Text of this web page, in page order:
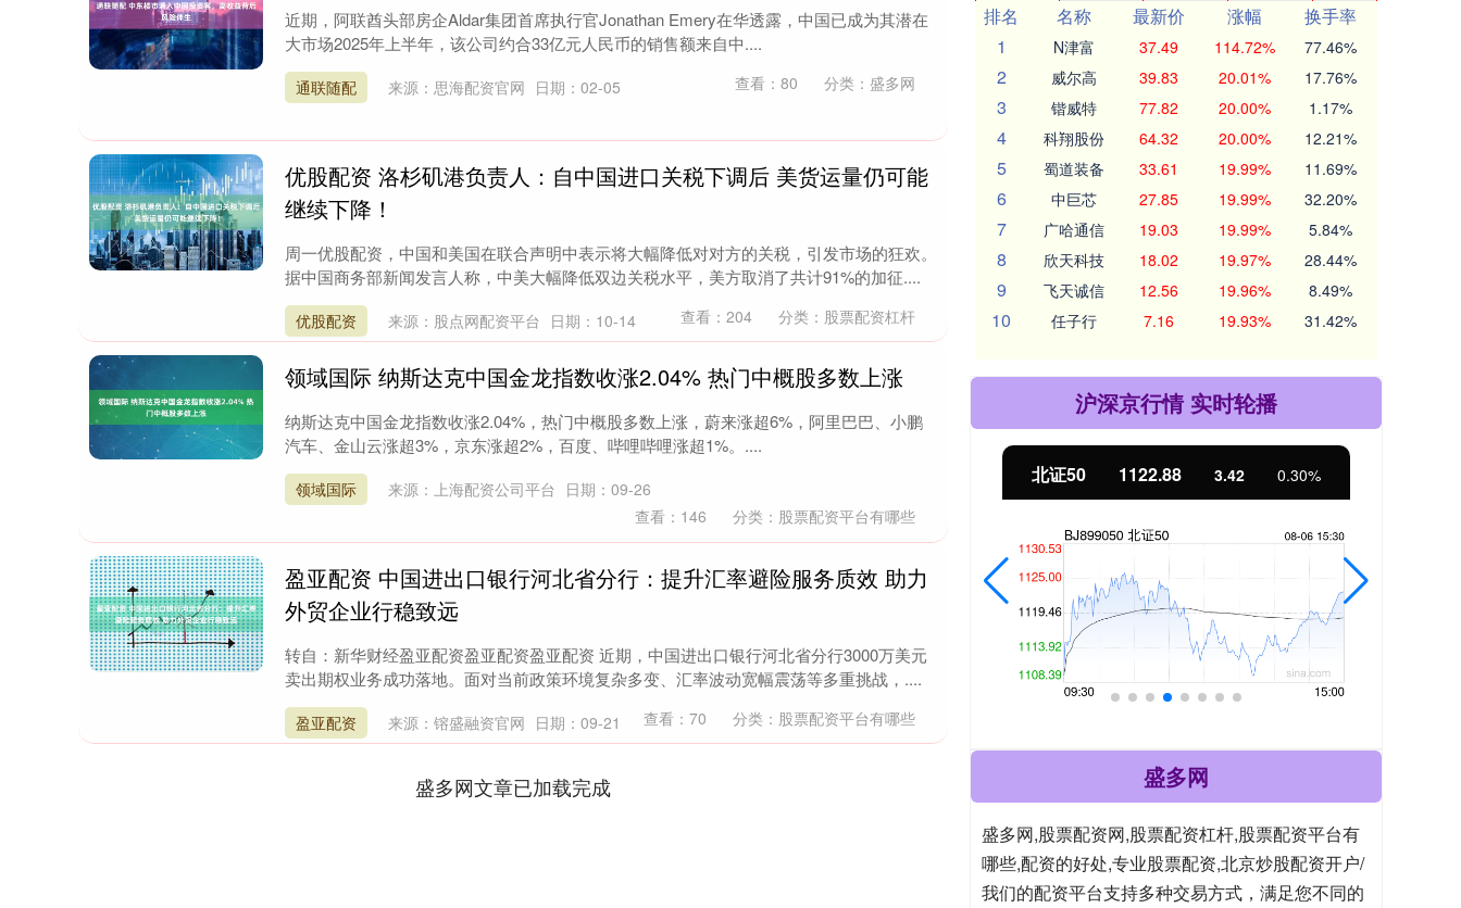
近期，阿联酋头部房企Aldar集团首席执行官Jonathan Emery在华透露，中国已成为其潜在
大市场2025年上半年，该公司约合33亿元人民币的销售额来自中....
通联随配 来源：思海配资官网 日期：02-05 查看： 80 分类： 盛多网
优股配资 洛杉矶港负责人：自中国进口关税下调后 美货运量仍可能
继续下降！
周一优股配资，中国和美国在联合声明中表示将大幅降低对对方的关税，引发市场的狂欢。
据中国商务部新闻发言人称，中美大幅降低双边关税水平，美方取消了共计91%的加征....
优股配资 来源：股点网配资平台 日期：10-14 查看： 204 分类： 股票配资杠杆
领域国际 纳斯达克中国金龙指数收涨2.04% 热门中概股多数上涨
纳斯达克中国金龙指数收涨2.04%，热门中概股多数上涨，蔚来涨超6%，阿里巴巴、小鹏
汽车、金山云涨超3%，京东涨超2%，百度、哔哩哔哩涨超1%。....
领域国际 来源：上海配资公司平台 日期：09-26
查看： 146 分类： 股票配资平台有哪些
盈亚配资 中国进出口银行河北省分行：提升汇率避险服务质效 助力
外贸企业行稳致远
转自：新华财经盈亚配资盈亚配资盈亚配资 近期，中国进出口银行河北省分行3000万美元
卖出期权业务成功落地。面对当前政策环境复杂多变、汇率波动宽幅震荡等多重挑战，....
盈亚配资 来源：镕盛融资官网 日期：09-21 查看： 70 分类： 股票配资平台有哪些
盛多网文章已加载完成
排名
名称 最新价 涨幅
换手率
1
N津富 37.49 114.72% 77.46%
2 威尔高 39.83 20.01% 17.76%
3 锴威特 77.82 20.00% 1.17%
4 科翔股份 64.32 20.00% 12.21%
5 蜀道装备 33.61 19.99% 11.69%
6 中巨芯 27.85 19.99% 32.20%
7 广哈通信 19.03 19.99% 5.84%
8 欣天科技 18.02 19.97% 28.44%
9 飞天诚信 12.56 19.96% 8.49%
10 任子行 7.16 19.93% 31.42%
沪深京行情 实时轮播
14110.12 北证50 1122.88 3.42 0.30%
盛多网
盛多网,股票配资网,股票配资杠杆,股票配资平台有
哪些,配资的好处,专业股票配资,北京炒股配资开户/
我们的配资平台支持多种交易方式，满足您不同的